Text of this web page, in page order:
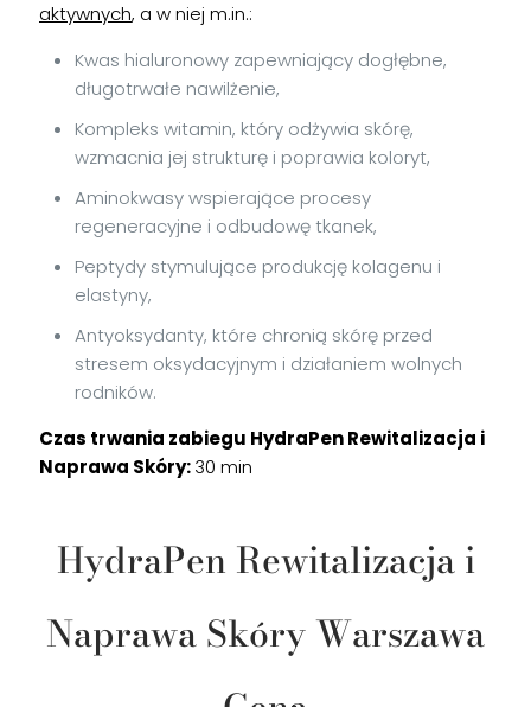
aktywnych, a w niej m.in.:
Kwas hialuronowy zapewniający dogłębne,
długotrwałe nawilżenie,
Kompleks witamin, który odżywia skórę,
wzmacnia jej strukturę i poprawia koloryt,
Aminokwasy wspierające procesy
regeneracyjne i odbudowę tkanek,
Peptydy stymulujące produkcję kolagenu i
elastyny,
Antyoksydanty, które chronią skórę przed
stresem oksydacyjnym i działaniem wolnych
rodników.
Czas trwania zabiegu HydraPen Rewitalizacja i
Naprawa Skóry:30 min
HydraPen Rewitalizacja i
Naprawa Skóry Warszawa